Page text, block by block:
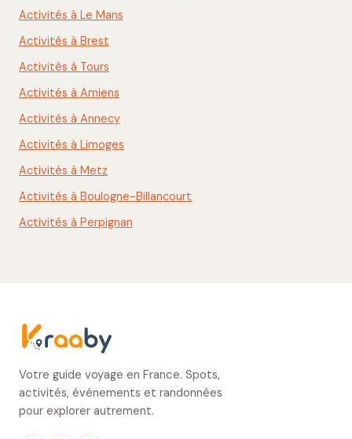
Activités à Le Mans
Activités à Brest
Activités à Tours
Activités à Amiens
Activités à Annecy
Activités à Limoges
Activités à Metz
Activités à Boulogne-Billancourt
Activités à Perpignan
Votre guide voyage en France. Spots,
activités, événements et randonnées
pour explorer autrement.